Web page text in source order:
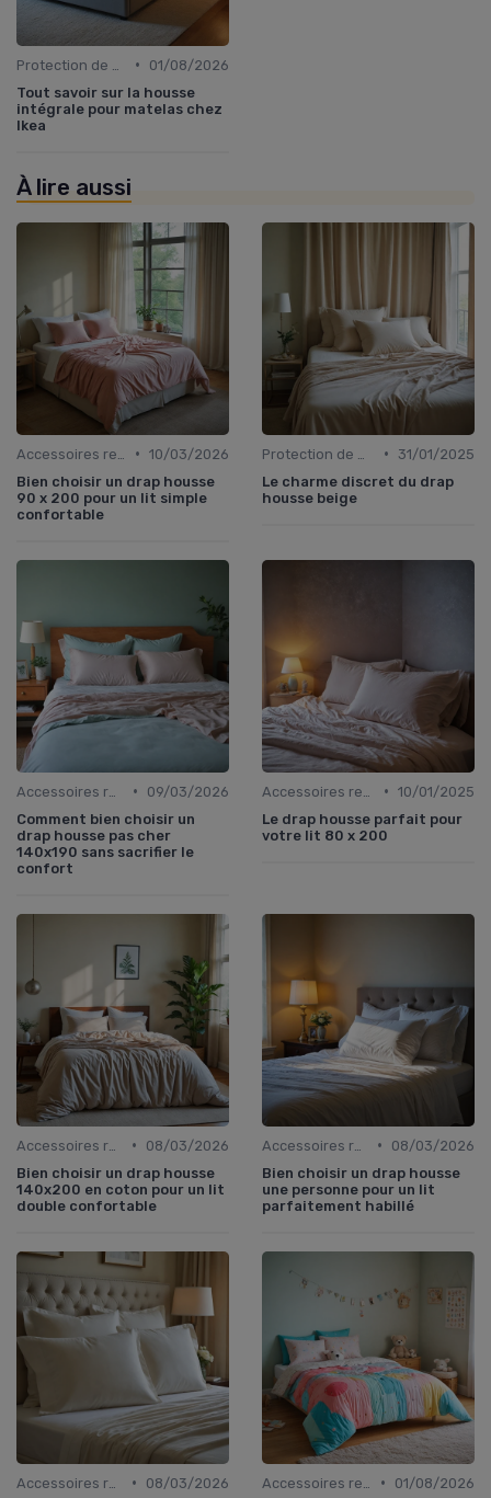
•
01/08/2026
Tout savoir sur la housse
intégrale pour matelas chez
Ikea
À lire aussi
• 10/03/2026
Bien choisir un drap housse
90 x 200 pour un lit simple
confortable
•
31/01/2025
Le charme discret du drap
housse beige
•
09/03/2026
Comment bien choisir un
drap housse pas cher
140x190 sans sacrifier le
confort
• 10/01/2025
Le drap housse parfait pour
votre lit 80 x 200
•
08/03/2026
Bien choisir un drap housse
140x200 en coton pour un lit
double confortable
•
08/03/2026
Bien choisir un drap housse
une personne pour un lit
parfaitement habillé
•
08/03/2026
•
01/08/2026